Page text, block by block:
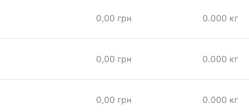
0,00 грн 0.000 кг
0,00 грн 0.000 кг
0,00 грн 0.000 кг